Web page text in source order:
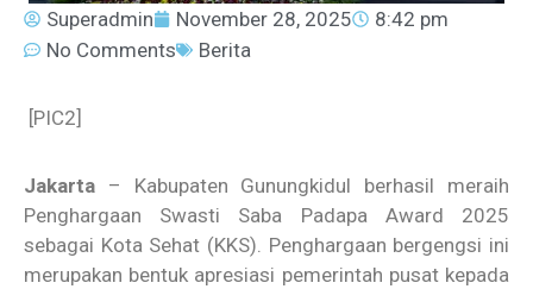
Superadmin November 28, 2025
8:42 pm
No Comments
Berita
[PIC2]
Jakarta – Kabupaten Gunungkidul berhasil meraih
Penghargaan Swasti Saba Padapa Award 2025
sebagai Kota Sehat (KKS). Penghargaan bergengsi ini
merupakan bentuk apresiasi pemerintah pusat kepada